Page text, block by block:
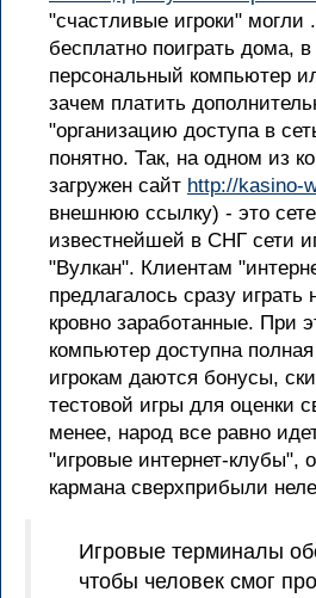
"счастливые игроки" могли
бесплатно поиграть дома,
персональный компьютер
зачем платить
"организацию доступа в
понятно. Так, на одном из
загружен сайт http://kasino-
внешнюю ссылку) - это
известнейшей в СНГ сети
"Вулкан". Клиентам
предлагалось сразу играть
кровно заработанные. При
компьютер доступна
игрокам даются бонусы,
тестовой игры для оценки
менее, народ все равно
"игровые интернет-клубы",
кармана сверхприбыли
Игровые терминалы
чтобы человек смог